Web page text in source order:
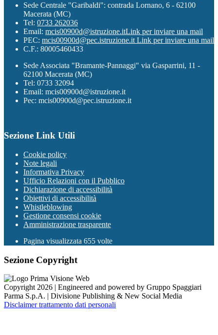
Sede Centrale "Garibaldi": contrada Lornano, 6 - 62100
Macerata (MC)
Tel: 0733 262036
Email: mcis00900d@istruzione.itLink per inviare una mail
PEC: mcis00900d@pec.istruzione.it Link per inviare una mail
C.F.: 80005460433
Sede Associata "Bramante-Pannaggi" via Gasparrini, 11 -
62100 Macerata (MC)
Tel: 0733 32094
Email: mcis00900d@istruzione.it
Pec: mcis00900d@pec.istruzione.it
Sezione Link Utili
Cookie policy
Note legali
Informativa Privacy
Ufficio Relazioni con il Pubblico
Dichiarazione di accessibilità
Obiettivi di accessibilità
Whistleblowing
Gestione consensi cookie
Amministrazione trasparente
Pagina visualizzata 655 volte
Sezione Copyright
Copyright 2026 | Engineered and powered by Gruppo Spaggiari
Parma S.p.A. | Divisione Publishing & New Social Media
Disclaimer trattamento dati personali